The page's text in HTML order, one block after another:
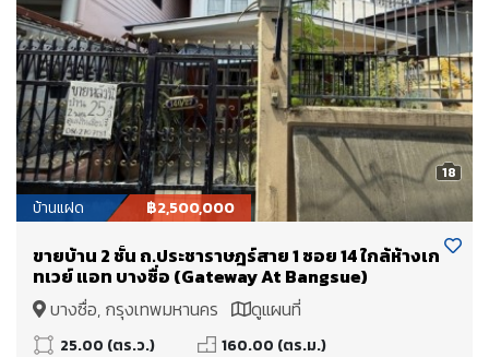
18
บ้านแฝด ฿2,500,000
ขายบ้าน 2 ชั้น ถ.ประชาราษฎร์สาย 1 ซอย 14 ใกล้ห้างเก
ทเวย์ แอท บางซื่อ (Gateway At Bangsue)
บางซื่อ, กรุงเทพมหานคร
ดูแผนที่
25.00 (ตร.ว.)
160.00 (ตร.ม.)